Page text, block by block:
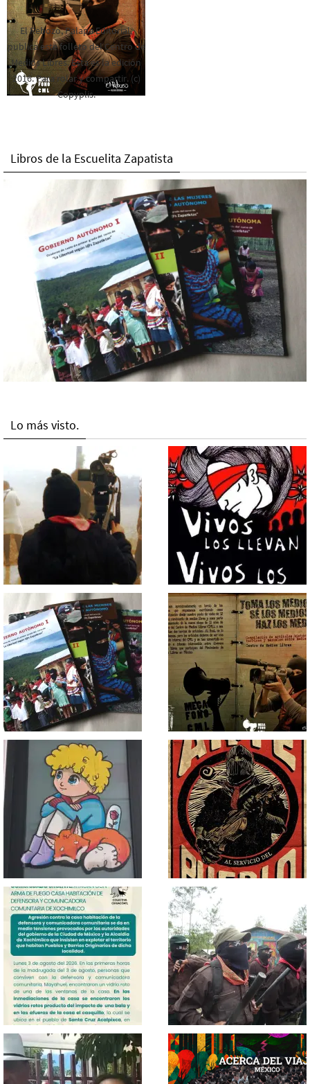
El Rebozo, Palapa Editorial,
publica este folleto del Centro de
Medios Libres. Esta es la edición
2016. Para rolar y compartir. (c)
Copyplis.
Libros de la Escuelita Zapatista
Lo más visto.